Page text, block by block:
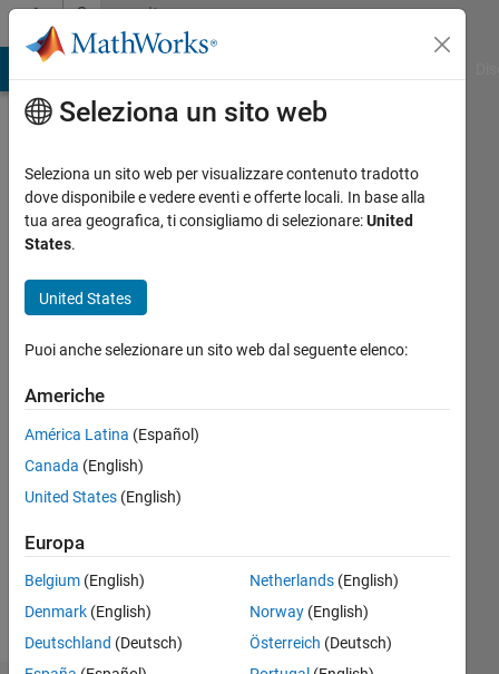
Vai al contenutoCommunity
Profile
Victor
Maciel
Last
oltre 3
Attivo
Followers:
Follow
Seleziona un sito web
Seleziona un sito web per visualizzare contenuto tradotto
dove disponibile e vedere eventi e offerte locali. In base alla
tua area geografica, ti consigliamo di selezionare:United
States.
United States
Puoi anche selezionare un sito web dal seguente elenco:
Americhe
América Latina (Español)
Canada (English)
United States (English)
Europa
Belgium (English)
Denmark (English)
Deutschland (Deutsch)
Netherlands(English)
Norway(English)
Österreich (Deutsch)